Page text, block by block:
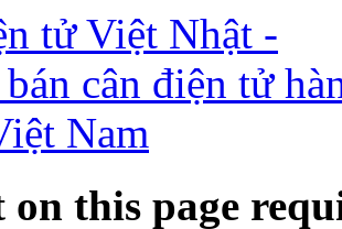
on this page